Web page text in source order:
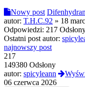
Nowy post
autor: T.H.C.92 » 18
Odpowiedzi: 217
Ostatni post autor:
najnowszy post
217
149380 Odsłony
autor: spicyleann
06 czerwca 2026